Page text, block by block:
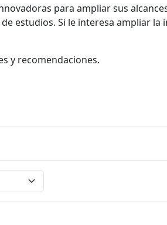
para ampliar sus
estudios. Si le interesa ampliar
y recomendaciones.